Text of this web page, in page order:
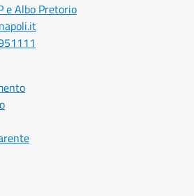
e Albo Pretorio